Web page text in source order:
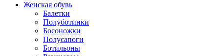
Женская обувь
Балетки
Полуботинки
Босоножки
Полусапоги
Ботильоны